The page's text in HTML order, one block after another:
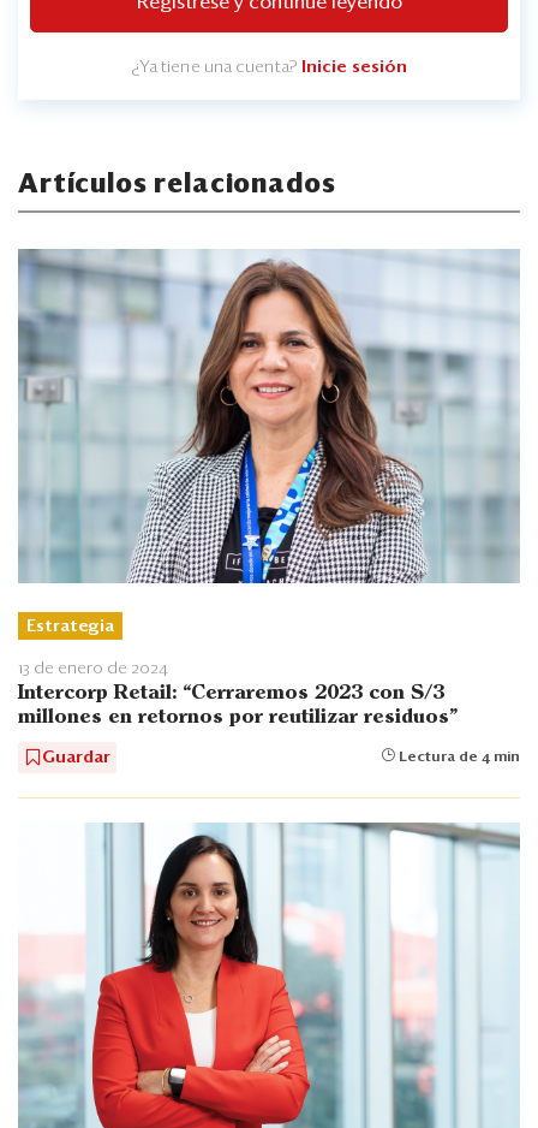
¿Ya tiene una cuenta? Inicie sesión
Artículos relacionados
Estrategia
13 de enero de 2024
Intercorp Retail: “Cerraremos 2023 con S/3
millones en retornos por reutilizar residuos”
Guardar Lectura de 4 min